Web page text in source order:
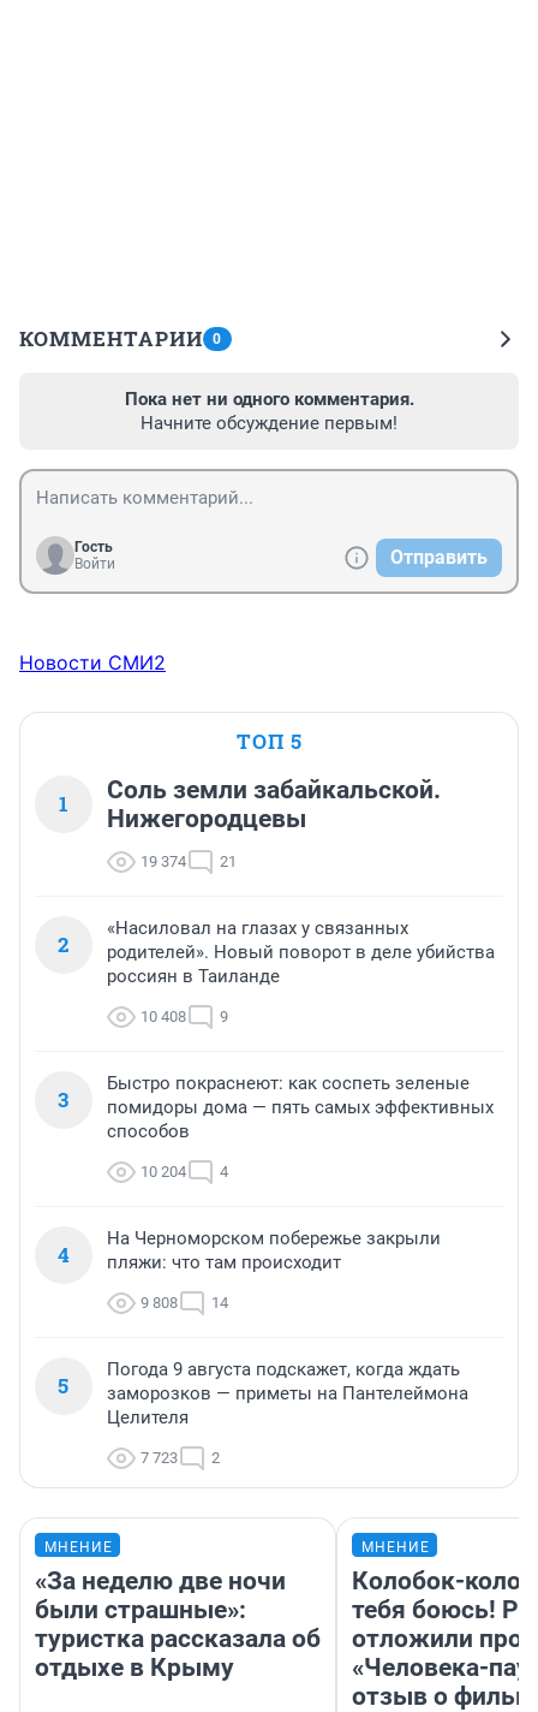
КОММЕНТАРИИ 0
Пока нет ни одного комментария.
Начните обсуждение первым!
Гость
Войти
Отправить
Новости СМИ2
ТОП 5
1
Соль земли забайкальской.
Нижегородцевы
19 374 21
2
«Насиловал на глазах у связанных
родителей». Новый поворот в деле убийства
россиян в Таиланде
10 408 9
3
Быстро покраснеют: как соспеть зеленые
помидоры дома — пять самых эффективных
способов
10 204 4
4
На Черноморском побережье закрыли
пляжи: что там происходит
9 808 14
5
Погода 9 августа подскажет, когда ждать
заморозков — приметы на Пантелеймона
Целителя
7 723 2
МНЕНИЕ
«За неделю две ночи
были страшные»:
туристка рассказала об
отдыхе в Крыму
МНЕНИЕ
Колобок-
тебя боюсь!
отложили
«Человека-
отзыв о